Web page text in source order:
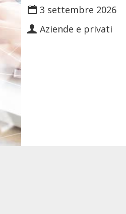
3 settembre 2026
Aziende e privati